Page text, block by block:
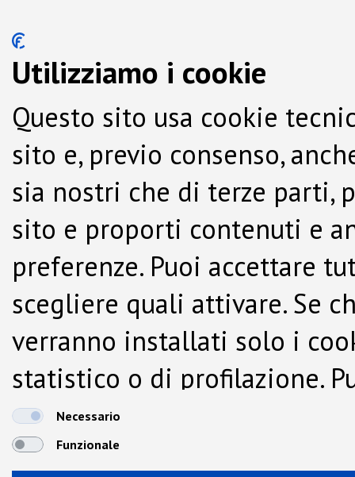
Utilizziamo i cookie
Questo sito usa cookie
sito e, previo consenso,
sia nostri che di terze parti,
sito e proporti contenuti e
preferenze. Puoi accettare
scegliere quali attivare. Se
verranno installati solo i
statistico o di profilazione.
dalla Cookie Policy.
Necessario
Funzionale